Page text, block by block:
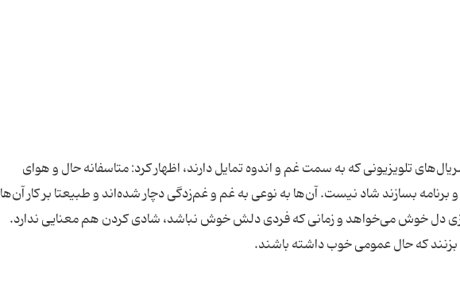
تلویزیونی که به سمت غم و اندوه تمایل دارند، اظهار کرد: متاسفانه حال و هوای
برنامه بسازند شاد نیست. آن‌ها به نوعی به غم و غم‌زدگی دچار شده‌اند و طبیعتا بر کار آن‌ها
دل خوش می‌خواهد و زمانی که فردی دلش خوش نباشد، شادی کردن هم معنایی ندارد.
که حال عمومی خوب داشته باشند.